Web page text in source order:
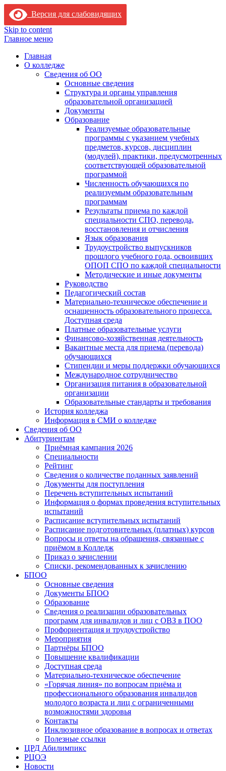
Версия для слабовидящих
Skip to content
Главное меню
Главная
О колледже
Сведения об ОО
Основные сведения
Структура и органы управления
образовательной организацией
Документы
Образование
Реализуемые образовательные
программы с указанием учебных
предметов, курсов, дисциплин
(модулей), практики, предусмотренных
соответствующей образовательной
программой
Численность обучающихся по
реализуемым образовательным
программам
Результаты приема по каждой
специальности СПО, перевода,
восстановления и отчисления
Язык образования
Трудоустройство выпускников
прошлого учебного года, освоивших
ОПОП СПО по каждой специальности
Методические и иные документы
Руководство
Педагогический состав
Материально-техническое обеспечение и
оснащенность образовательного процесса.
Доступная среда
Платные образовательные услуги
Финансово-хозяйственная деятельность
Вакантные места для приема (перевода)
обучающихся
Стипендии и меры поддержки обучающихся
Международное сотрудничество
Организация питания в образовательной
организации
Образовательные стандарты и требования
История колледжа
Информация в СМИ о колледже
Сведения об ОО
Абитуриентам
Приёмная кампания 2026
Специальности
Рейтинг
Сведения о количестве поданных заявлений
Документы для поступления
Перечень вступительных испытаний
Информация о формах проведения вступительных
испытаний
Расписание вступительных испытаний
Расписание подготовительных (платных) курсов
Вопросы и ответы на обращения, связанные с
приёмом в Колледж
Приказ о зачислении
Списки, рекомендованных к зачислению
БПОО
Основные сведения
Документы БПОО
Образование
Сведения о реализации образовательных
программ для инвалидов и лиц с ОВЗ в ПОО
Профориентация и трудоустройство
Мероприятия
Партнёры БПОО
Повышение квалификации
Доступная среда
Материально-техническое обеспечение
«Горячая линия» по вопросам приёма и
профессионального образования инвалидов
молодого возраста и лиц с ограниченными
возможностями здоровья
Контакты
Инклюзивное образование в вопросах и ответах
Полезные ссылки
ЦРД Абилимпикс
РЦОЭ
Новости